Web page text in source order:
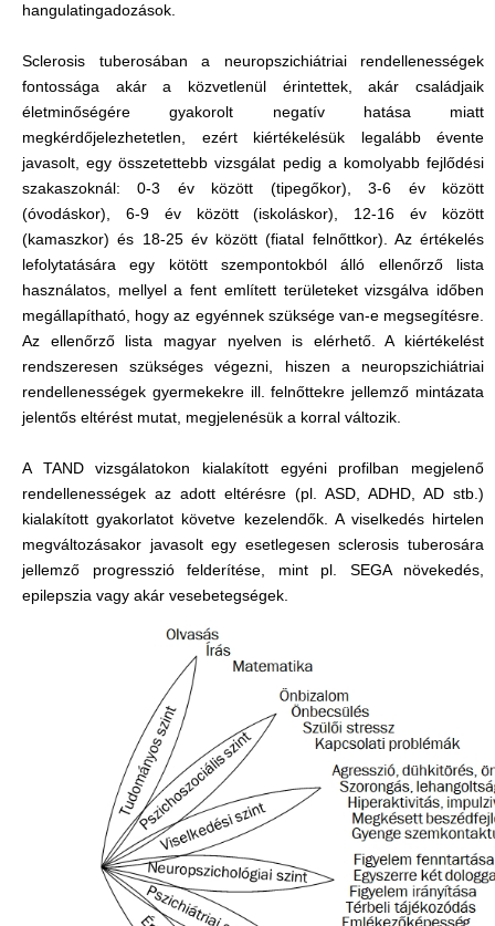
hangulatingadozások.
Sclerosis tuberosában a neuropszichiátriai rendellenességek
fontossága akár a közvetlenül érintettek, akár családjaik
életminőségére gyakorolt negatív hatása miatt
megkérdőjelezhetetlen, ezért kiértékelésük legalább évente
javasolt, egy összetettebb vizsgálat pedig a komolyabb fejlődési
szakaszoknál: 0-3 év között (tipegőkor), 3-6 év között
(óvodáskor), 6-9 év között (iskoláskor), 12-16 év között
(kamaszkor) és 18-25 év között (fiatal felnőttkor). Az értékelés
lefolytatására egy kötött szempontokból álló ellenőrző lista
használatos, mellyel a fent említett területeket vizsgálva időben
megállapítható, hogy az egyénnek szüksége van-e megsegítésre.
Az ellenőrző lista magyar nyelven is elérhető. A kiértékelést
rendszeresen szükséges végezni, hiszen a neuropszichiátriai
rendellenességek gyermekekre ill. felnőttekre jellemző mintázata
jelentős eltérést mutat, megjelenésük a korral változik.
A TAND vizsgálatokon kialakított egyéni profilban megjelenő
rendellenességek az adott eltérésre (pl. ASD, ADHD, AD stb.)
kialakított gyakorlatot követve kezelendők. A viselkedés hirtelen
megváltozásakor javasolt egy esetlegesen sclerosis tuberosára
jellemző progresszió felderítése, mint pl. SEGA növekedés,
epilepszia vagy akár vesebetegségek.